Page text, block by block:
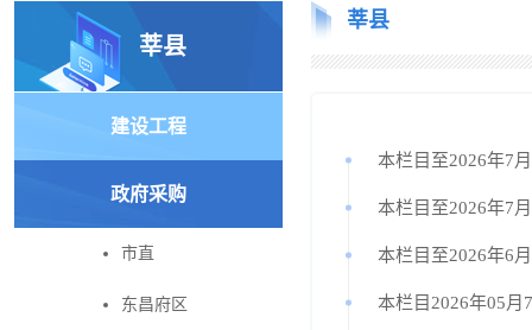
莘县
建设工程
政府采购
市直
东昌府区
莘县
本栏目至2026年7
本栏目至2026年7
本栏目至2026年6
本栏目2026年05月